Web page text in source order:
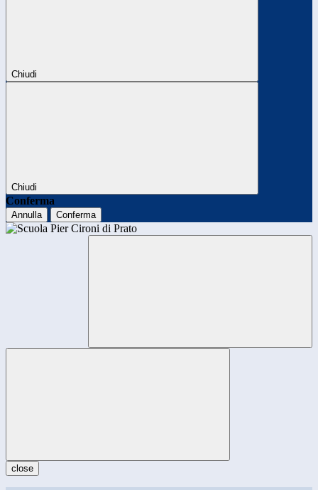
Chiudi
Chiudi
Conferma
Annulla Conferma
close